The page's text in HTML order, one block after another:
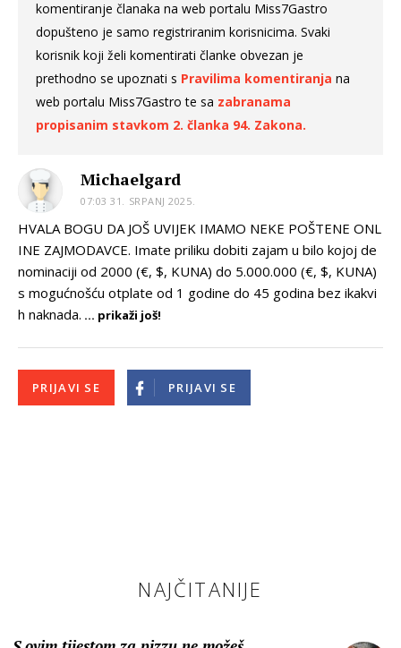
komentiranje članaka na web portalu Miss7Gastro
dopušteno je samo registriranim korisnicima. Svaki
korisnik koji želi komentirati članke obvezan je
prethodno se upoznati s Pravilima komentiranja na
web portalu Miss7Gastro te sa zabranama
propisanim stavkom 2. članka 94. Zakona.
Michaelgard
07:03 31. SRPANJ 2025.
HVALA BOGU DA JOŠ UVIJEK IMAMO NEKE POŠTENE ONL
INE ZAJMODAVCE. Imate priliku dobiti zajam u bilo kojoj de
nominaciji od 2000 (€, $, KUNA) do 5.000.000 (€, $, KUNA)
s mogućnošću otplate od 1 godine do 45 godina bez ikakvi
h naknada. ... prikaži još!
PRIJAVI SE PRIJAVI SE
NAJČITANIJE